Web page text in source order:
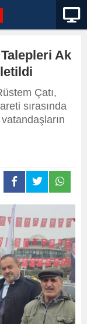
Ak
Çatı,
sırasında